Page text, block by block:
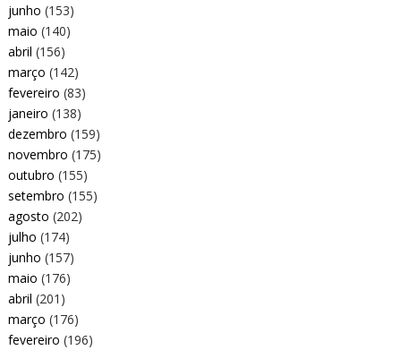
junho (153)
maio (140)
abril (156)
março (142)
fevereiro (83)
janeiro (138)
dezembro (159)
novembro (175)
outubro (155)
setembro (155)
agosto (202)
julho (174)
junho (157)
maio (176)
abril (201)
março (176)
fevereiro (196)